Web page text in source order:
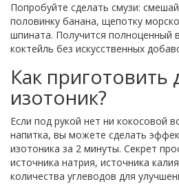
Попробуйте сделать смузи:
половинку банана, щепотку
шпината. Получится полноценный
коктейль без искусственных
Как
изотоник?
Если под рукой нет ни кокосовой
напитка, вы можете сделать
изотоника за 2 минуты. Секрет
источника натрия, источника
количества углеводов для